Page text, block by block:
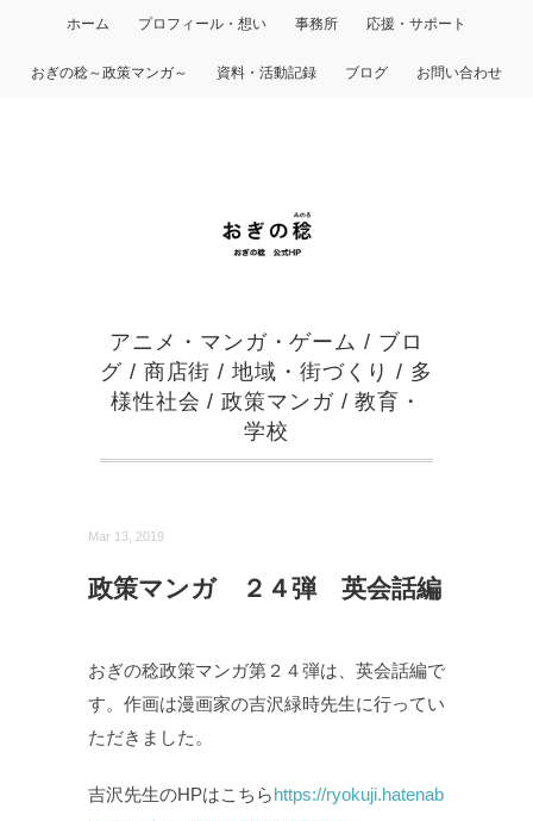
ホーム プロフィール・想い 事務所 応援・サポート
おぎの稔～政策マンガ～ 資料・活動記録 ブログ お問い合わせ
アニメ・マンガ・ゲーム / ブロ
グ/ 商店街 /地域・街づくり / 多
様性社会 /政策マンガ/教育・
学校
Mar 13, 2019
政策マンガ ２４弾 英会話編
おぎの稔政策マンガ第２４弾は、英会話編で
す。作画は漫画家の吉沢緑時先生に行ってい
ただきました。
吉沢先生のHPはこちらhttps://ryokuji.hatenab